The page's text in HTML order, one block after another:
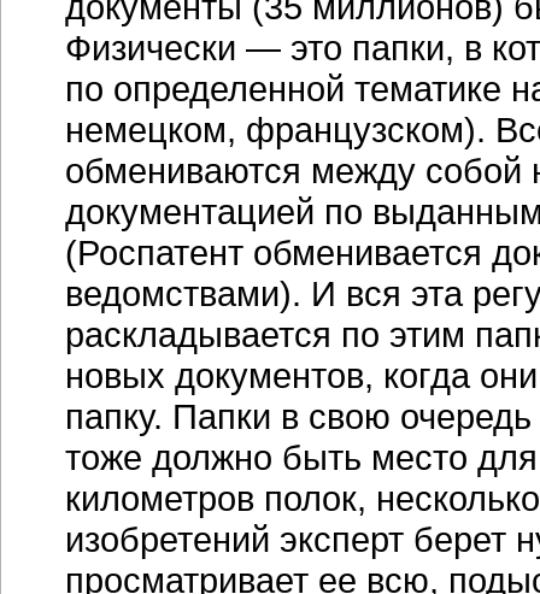
Физически — это папки, в
по определенной тематике
немецком, французском).
обмениваются между собой
документацией по
(Роспатент обменивается
ведомствами). И вся эта
раскладывается по этим
новых документов, когда
папку. Папки в свою
тоже должно быть место
километров полок,
изобретений эксперт берет
просматривает ее всю,